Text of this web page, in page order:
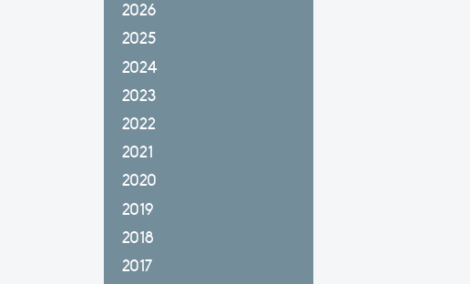
2026
2025
2024
2023
2022
2021
2020
2019
2018
2017